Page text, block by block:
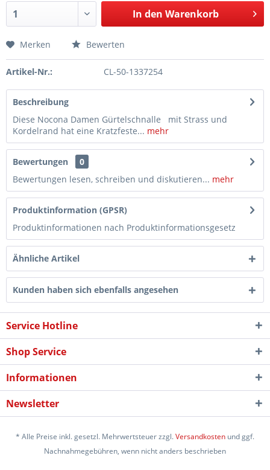
In den Warenkorb
Merken Bewerten
Artikel-Nr.: CL-50-1337254
Beschreibung
Diese Nocona Damen Gürtelschnalle mit Strass und
Kordelrand hat eine Kratzfeste... mehr
Bewertungen
0
Bewertungen lesen, schreiben und diskutieren... mehr
Produktinformation (GPSR)
Produktinformationen nach Produktinformationsgesetz
Ähnliche Artikel
Kunden haben sich ebenfalls angesehen
Service Hotline
Shop Service
Informationen
Newsletter
* Alle Preise inkl. gesetzl. Mehrwertsteuer zzgl.Versandkosten und ggf.
Nachnahmegebühren, wenn nicht anders beschrieben